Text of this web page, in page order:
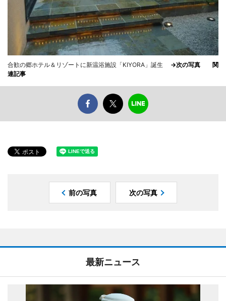
合歓の郷ホテル＆リゾートに新温浴施設「KIYORA」誕生 →次の写真
関
連記事
前の写真 次の写真
最新ニュース